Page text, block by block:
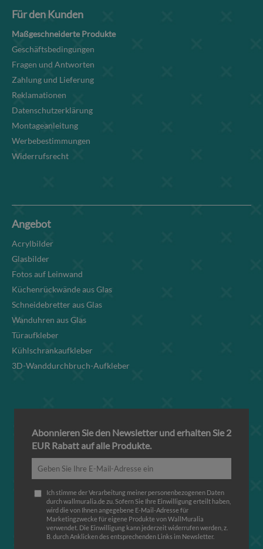
Für den Kunden
Maßgeschneiderte Produkte
Geschäftsbedingungen
Fragen und Antworten
Zahlung und Lieferung
Reklamationen
Datenschutzerklärung
Montageanleitung
Werbebestimmungen
Widerrufsrecht
Angebot
Acrylbilder
Glasbilder
Fotos auf Leinwand
Küchenrückwände aus Glas
Schneidebretter aus Glas
Wanduhren aus Glas
Türaufkleber
Kühlschrankaufkleber
3D-Wanddurchbruch-Aufkleber
Abonnieren Sie den Newsletter und erhalten Sie 2
EUR Rabatt auf alle Produkte.
Ich stimme der Verarbeitung meiner personenbezogenen Daten
durch wallmuralia.de zu. Sofern Sie Ihre Einwilligung erteilt haben,
wird die von Ihnen angegebene E-Mail-Adresse für
Marketingzwecke für eigene Produkte von WallMuralia
verwendet. Die Einwilligung kann jederzeit widerrufen werden, z.
B. durch Anklicken des entsprechenden Links im Newsletter.